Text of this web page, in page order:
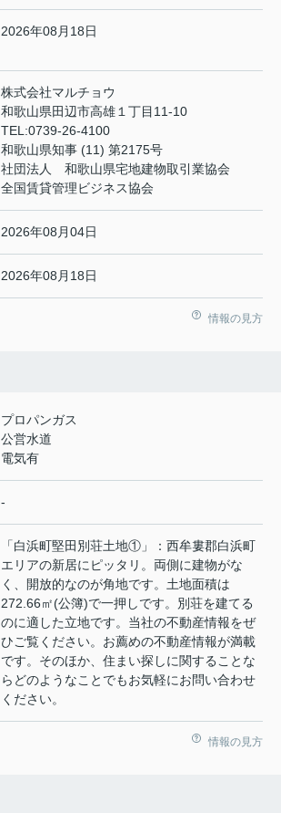
2026年08月18日
株式会社マルチョウ
和歌山県田辺市高雄１丁目11-10
TEL:0739-26-4100
和歌山県知事 (11) 第2175号
社団法人 和歌山県宅地建物取引業協会
全国賃貸管理ビジネス協会
2026年08月04日
2026年08月18日
情報の見方
プロパンガス
公営水道
電気有
-
「白浜町堅田別荘土地①」：西牟婁郡白浜町
エリアの新居にピッタリ。両側に建物がな
く、開放的なのが角地です。土地面積は
272.66㎡(公簿)で一押しです。別荘を建てる
のに適した立地です。当社の不動産情報をぜ
ひご覧ください。お薦めの不動産情報が満載
です。そのほか、住まい探しに関することな
らどのようなことでもお気軽にお問い合わせ
ください。
情報の見方